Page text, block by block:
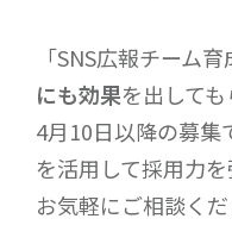
「SNS広報チーム育
にも効果を出して
4月10日以降の募集
を活用して採用力を
お気軽にご相談く